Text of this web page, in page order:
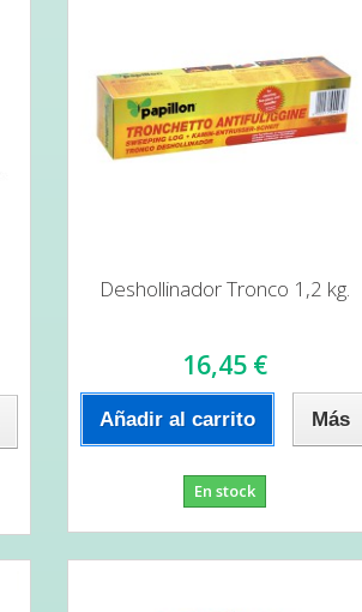
Deshollinador Tronco 1,2 kg.
16,45 €
Añadir al carrito Más
En stock